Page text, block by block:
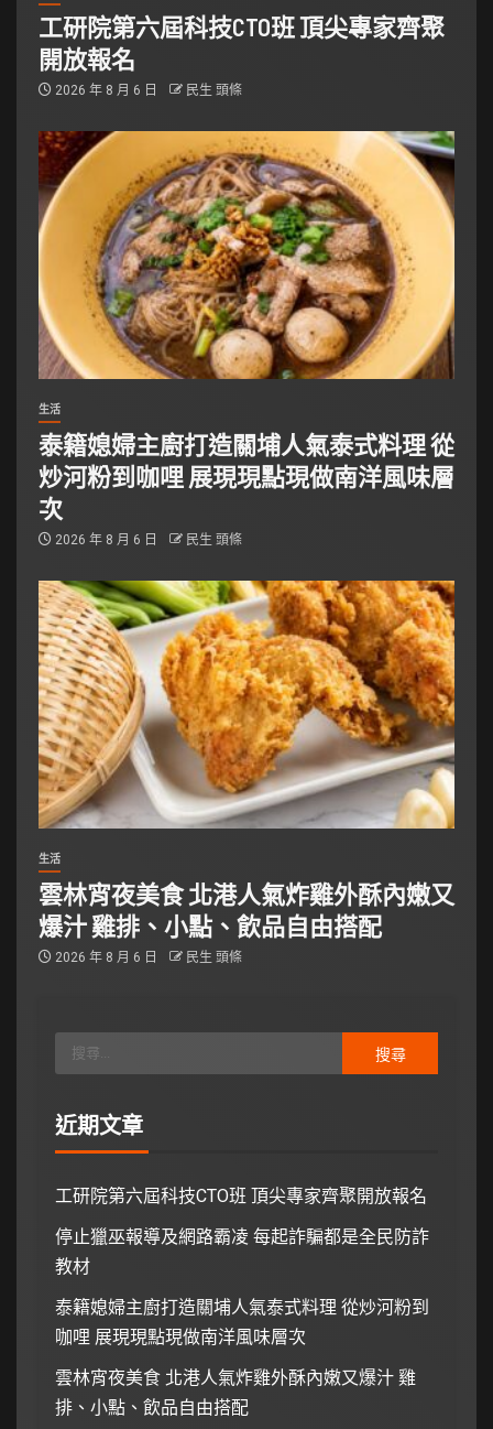
工研院第六屆科技CTO班 頂尖專家齊聚
開放報名
2026 年 8 月 6 日 民生 頭條
生活
泰籍媳婦主廚打造關埔人氣泰式料理 從
炒河粉到咖哩 展現現點現做南洋風味層
次
2026 年 8 月 6 日 民生 頭條
生活
雲林宵夜美食 北港人氣炸雞外酥內嫩又
爆汁 雞排、小點、飲品自由搭配
2026 年 8 月 6 日 民生 頭條
近期文章
工研院第六屆科技CTO班 頂尖專家齊聚開放報名
停止獵巫報導及網路霸凌 每起詐騙都是全民防詐
教材
泰籍媳婦主廚打造關埔人氣泰式料理 從炒河粉到
咖哩 展現現點現做南洋風味層次
雲林宵夜美食 北港人氣炸雞外酥內嫩又爆汁 雞
排、小點、飲品自由搭配